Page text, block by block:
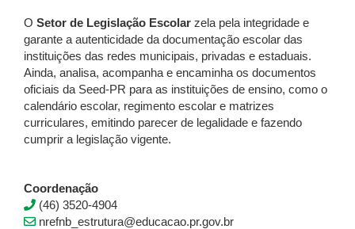
O Setor de Legislação Escolar zela pela integridade e
garante a autenticidade da documentação escolar das
instituições das redes municipais, privadas e estaduais.
Ainda, analisa, acompanha e encaminha os documentos
oficiais da Seed-PR para as instituições de ensino, como o
calendário escolar, regimento escolar e matrizes
curriculares, emitindo parecer de legalidade e fazendo
cumprir a legislação vigente.
Coordenação
(46) 3520-4904
nrefnb_estrutura@educacao.pr.gov.br